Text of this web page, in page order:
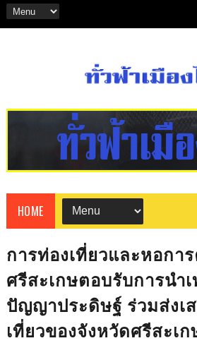
HOME
การท่องเที่ยวและหอกา
ศรีสะเกษตอบรับการนำ
ปัญญาประดิษฐ์ ร่วมส่งเ
เที่ยวของจังหวัดศรีสะเก